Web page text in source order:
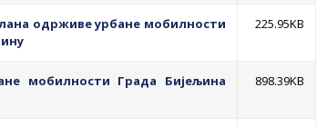
одрживе урбане мобилности
225.95KB
мобилности Града Бијељина
898.39KB